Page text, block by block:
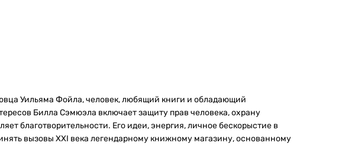
Уильяма Фойла, человек, любящий книги и обладающий
Билла Сэмюэла включает защиту прав человека, охрану
благотворительности. Его идеи, энергия, личное бескорыстие в
вызовы XXI века легендарному книжному магазину, основанному